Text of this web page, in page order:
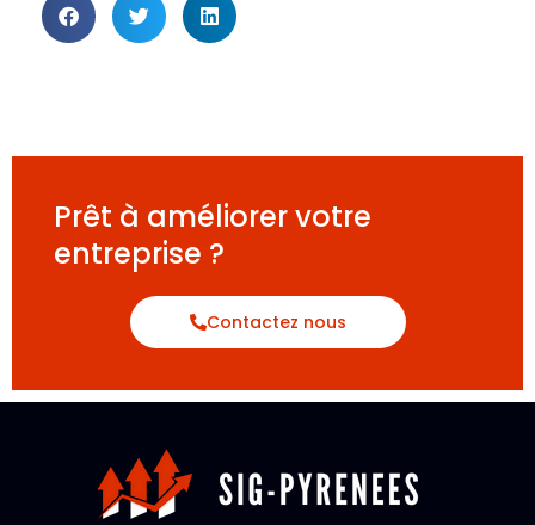
Prêt à améliorer votre
entreprise ?
Contactez nous